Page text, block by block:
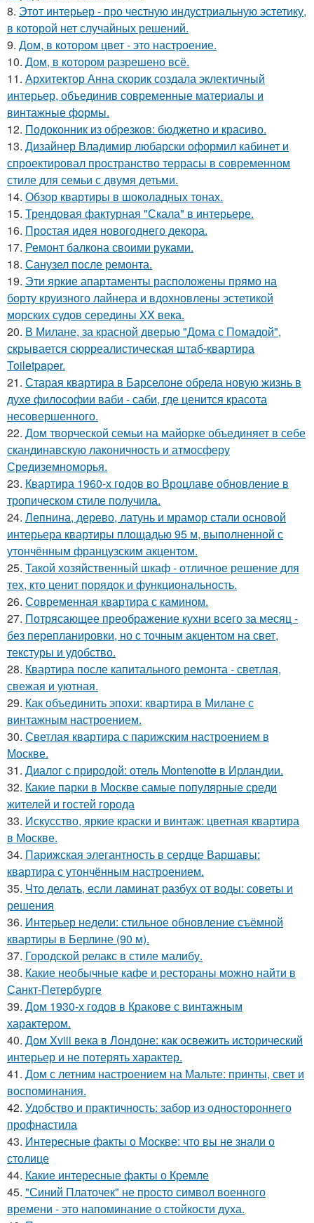
8. Этот интерьер - про честную индустриальную эстетику,
в которой нет случайных решений.
9. Дом, в котором цвет - это настроение.
10. Дом, в котором разрешено всё.
11. Архитектор Анна скорик создала эклектичный
интерьер, объединив современные материалы и
винтажные формы.
12. Подоконник из обрезков: бюджетно и красиво.
13. Дизайнер Владимир любарски оформил кабинет и
спроектировал пространство террасы в современном
стиле для семьи с двумя детьми.
14. Обзор квартиры в шоколадных тонах.
15. Трендовая фактурная "Скала" в интерьере.
16. Простая идея новогоднего декора.
17. Ремонт балкона своими руками.
18. Санузел после ремонта.
19. Эти яркие апартаменты расположены прямо на
борту круизного лайнера и вдохновлены эстетикой
морских судов середины XX века.
20. В Милане, за красной дверью "Дома с Помадой",
скрывается сюрреалистическая штаб-квартира
Toiletpaper.
21. Старая квартира в Барселоне обрела новую жизнь в
духе философии ваби - саби, где ценится красота
несовершенного.
22. Дом творческой семьи на майорке объединяет в себе
скандинавскую лаконичность и атмосферу
Средиземноморья.
23. Квартира 1960-х годов во Вроцлаве обновление в
тропическом стиле получила.
24. Лепнина, дерево, латунь и мрамор стали основой
интерьера квартиры площадью 95 м, выполненной с
утончённым французским акцентом.
25. Такой хозяйственный шкаф - отличное решение для
тех, кто ценит порядок и функциональность.
26. Современная квартира с камином.
27. Потрясающее преображение кухни всего за месяц -
без перепланировки, но с точным акцентом на свет,
текстуры и удобство.
28. Квартира после капитального ремонта - светлая,
свежая и уютная.
29. Как объединить эпохи: квартира в Милане с
винтажным настроением.
30. Светлая квартира с парижским настроением в
Москве.
31. Диалог с природой: отель Montenotte в Ирландии.
32. Какие парки в Москве самые популярные среди
жителей и гостей города
33. Искусство, яркие краски и винтаж: цветная квартира
в Москве.
34. Парижская элегантность в сердце Варшавы:
квартира с утончённым настроением.
35. Что делать, если ламинат разбух от воды: советы и
решения
36. Интерьер недели: стильное обновление съёмной
квартиры в Берлине (90 м).
37. Городской релакс в стиле малибу.
38. Какие необычные кафе и рестораны можно найти в
Санкт-Петербурге
39. Дом 1930-х годов в Кракове с винтажным
характером.
40. Дом Xviii века в Лондоне: как освежить исторический
интерьер и не потерять характер.
41. Дом с летним настроением на Мальте: принты, свет и
воспоминания.
42. Удобство и практичность: забор из одностороннего
профнастила
43. Интересные факты о Москве: что вы не знали о
столице
44. Какие интересные факты о Кремле
45. "Синий Платочек" не просто символ военного
времени - это напоминание о стойкости духа.